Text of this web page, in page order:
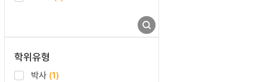
학위유형
박사 (1)